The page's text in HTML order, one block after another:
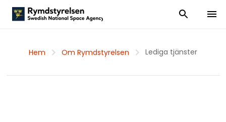
Visa och dölj
Visa
Hem Om Rymdstyrelsen Lediga tjänster